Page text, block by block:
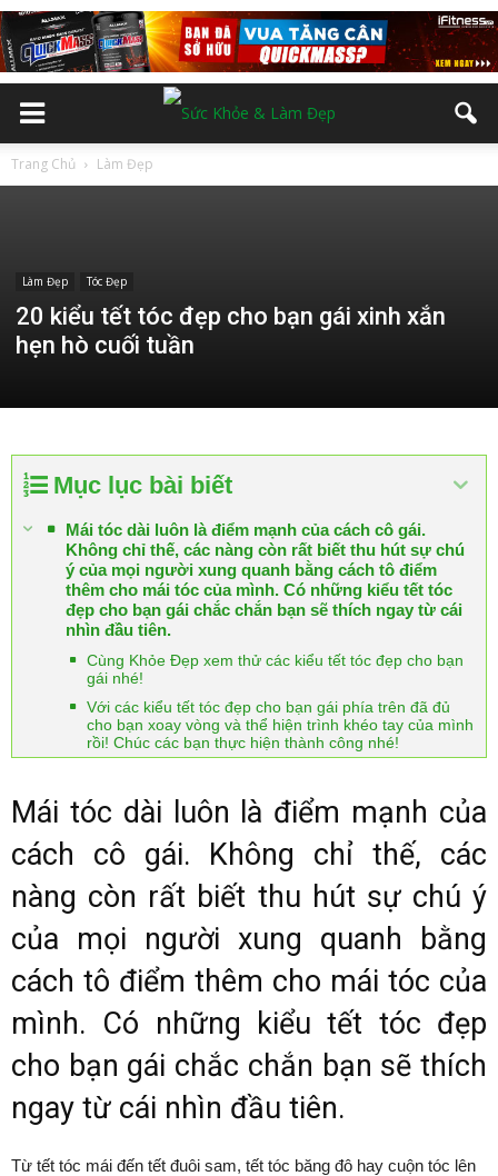
Trang Chủ Làm Đẹp
Làm Đẹp Tóc Đẹp
20 kiểu tết tóc đẹp cho bạn gái xinh xắn
hẹn hò cuối tuần
Mục lục bài biết
Mái tóc dài luôn là điểm mạnh của cách cô gái.
Không chỉ thế, các nàng còn rất biết thu hút sự chú
ý của mọi người xung quanh bằng cách tô điểm
thêm cho mái tóc của mình. Có những kiểu tết tóc
đẹp cho bạn gái chắc chắn bạn sẽ thích ngay từ cái
nhìn đầu tiên.
Cùng Khỏe Đẹp xem thử các kiểu tết tóc đẹp cho bạn
gái nhé!
Với các kiểu tết tóc đẹp cho bạn gái phía trên đã đủ
cho bạn xoay vòng và thể hiện trình khéo tay của mình
rồi! Chúc các bạn thực hiện thành công nhé!
Mái tóc dài luôn là điểm mạnh của
cách cô gái. Không chỉ thế, các
nàng còn rất biết thu hút sự chú ý
của mọi người xung quanh bằng
cách tô điểm thêm cho mái tóc của
mình. Có những kiểu tết tóc đẹp
cho bạn gái chắc chắn bạn sẽ thích
ngay từ cái nhìn đầu tiên.
Từ tết tóc mái đến tết đuôi sam, tết tóc băng đô hay cuộn tóc lên